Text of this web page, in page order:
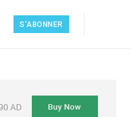
S'ABONNER